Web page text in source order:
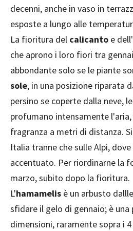
decenni, anche in vaso in
esposte a lungo alle
La fioritura del calicanto e dell'
che aprono i loro fiori tra
abbondante solo se le piante
sole, in una posizione riparata
persino se coperte dalla neve,
profumano intensamente
fragranza a metri di distanza.
Italia tranne che sulle Alpi,
accentuato. Per riordinarne la
marzo, subito dopo la fioritura.
L'hamamelis è un arbusto
sfidare il gelo di gennaio; è
dimensioni, raramente sopra i